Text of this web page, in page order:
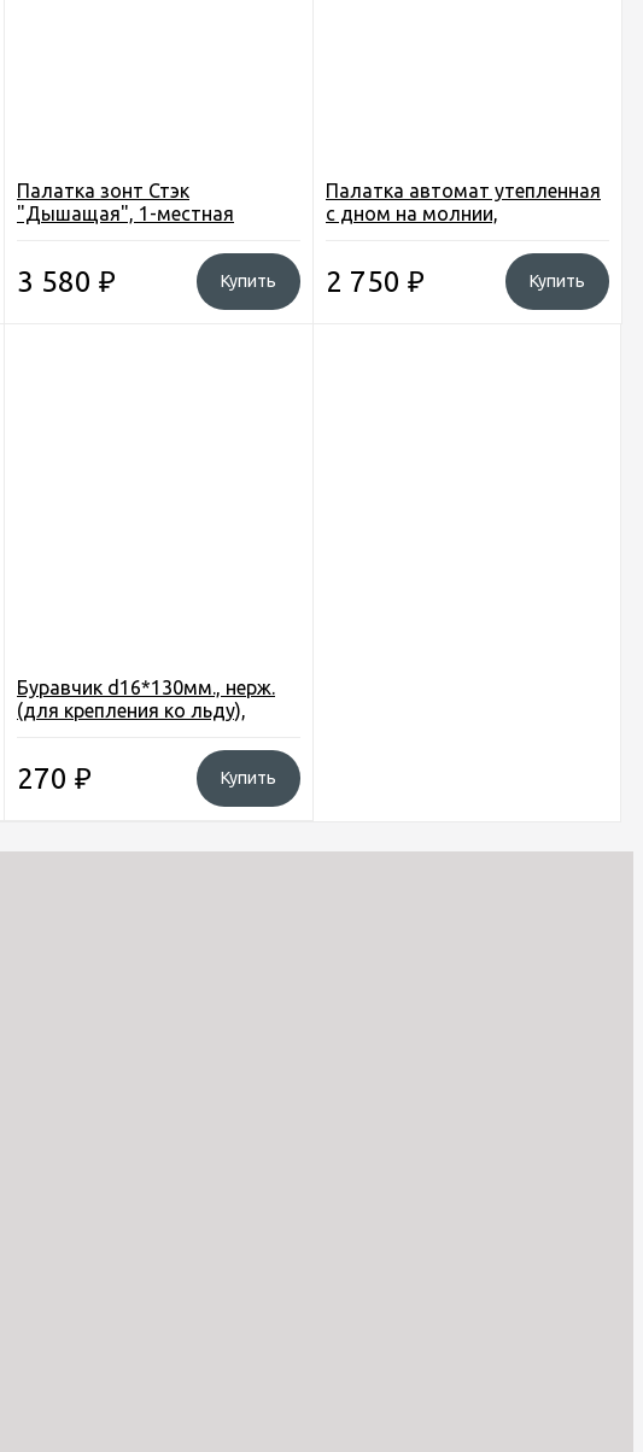
Палатка зонт Стэк
"Дышащая", 1-местная
3 580 ₽ Купить
Палатка автомат утепленная
с дном на молнии,
2 750 ₽ Купить
Буравчик d16*130мм., нерж.
(для крепления ко льду),
270 ₽ Купить